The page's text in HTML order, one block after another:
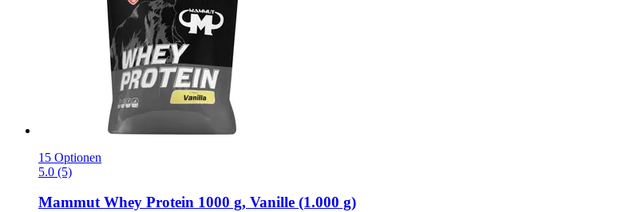
15 Optionen
5.0 (5)
MammutWhey Protein 1000 g, Vanille (1.000 g)